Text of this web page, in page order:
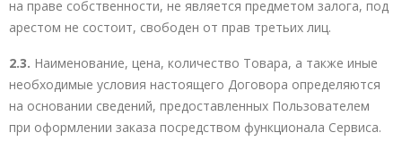
на праве собственности, не является предметом залога, под
арестом не состоит, свободен от прав третьих лиц.
2.3. Наименование, цена, количество Товара, а также иные
необходимые условия настоящего Договора определяются
на основании сведений, предоставленных Пользователем
при оформлении заказа посредством функционала Сервиса.